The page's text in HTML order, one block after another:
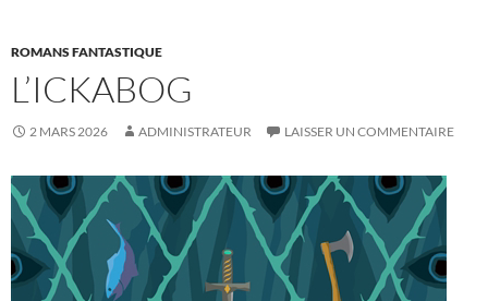
ROMANS FANTASTIQUE
L’ICKABOG
2 MARS 2026 ADMINISTRATEUR LAISSER UN COMMENTAIRE